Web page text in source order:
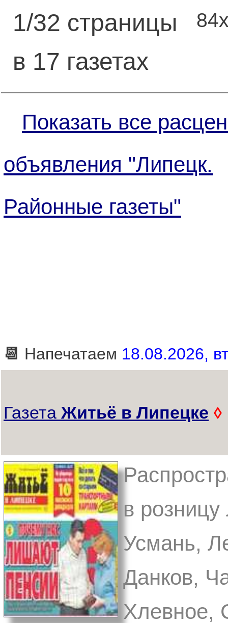
1/32 страницы
в 17 газетах
Показать все
объявления "Липецк.
Районные газеты"
📆 Напечатаем 18.08.2026,
Газета Житьё в Липецке ◊
в
Усмань,
Данков,
Хлевное,